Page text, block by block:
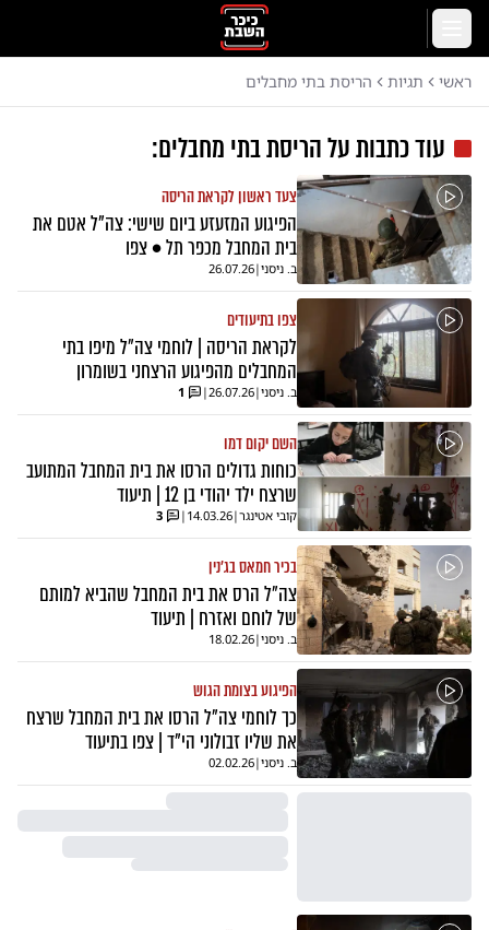
דלג לתוכן הראשי
ראשי תגיות הריסת בתי מחבלים
עוד כתבות עלהריסת בתי מחבלים:
צעד ראשון לקראת הריסה
הפיגוע המזעזע ביום שישי: צה"ל אטם את
בית המחבל מכפר תל • צפו
ב. ניסני|
26.07.26
צפו בתיעודים
לקראת הריסה | לוחמי צה"ל מיפו בתי
המחבלים מהפיגוע הרצחני בשומרון
ב. ניסני|
26.07.26
|
1
השם יקום דמו
כוחות גדולים הרסו את בית המחבל המתועב
שרצח ילד יהודי בן 12 | תיעוד
קובי אטינגר|
14.03.26
|
3
בכיר חמאס בג'נין
צה"ל הרס את בית המחבל שהביא למותם
של לוחם ואזרח | תיעוד
ב. ניסני|
18.02.26
הפיגוע בצומת הגוש
כך לוחמי צה"ל הרסו את בית המחבל שרצח
את שליו זבולוני הי"ד | צפו בתיעוד
ב. ניסני|
02.02.26